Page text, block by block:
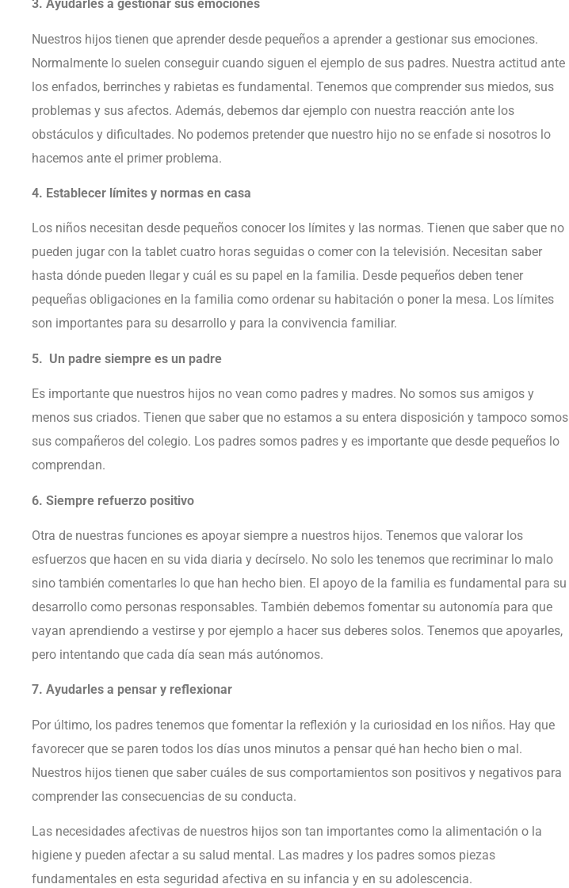
3. Ayudarles a gestionar sus emociones
Nuestros hijos tienen que aprender desde pequeños a aprender a gestionar sus emociones.
Normalmente lo suelen conseguir cuando siguen el ejemplo de sus padres. Nuestra actitud ante
los enfados, berrinches y rabietas es fundamental. Tenemos que comprender sus miedos, sus
problemas y sus afectos. Además, debemos dar ejemplo con nuestra reacción ante los
obstáculos y dificultades. No podemos pretender que nuestro hijo no se enfade si nosotros lo
hacemos ante el primer problema.
4. Establecer límites y normas en casa
Los niños necesitan desde pequeños conocer los límites y las normas. Tienen que saber que no
pueden jugar con la tablet cuatro horas seguidas o comer con la televisión. Necesitan saber
hasta dónde pueden llegar y cuál es su papel en la familia. Desde pequeños deben tener
pequeñas obligaciones en la familia como ordenar su habitación o poner la mesa. Los límites
son importantes para su desarrollo y para la convivencia familiar.
5. Un padre siempre es un padre
Es importante que nuestros hijos no vean como padres y madres. No somos sus amigos y
menos sus criados. Tienen que saber que no estamos a su entera disposición y tampoco somos
sus compañeros del colegio. Los padres somos padres y es importante que desde pequeños lo
comprendan.
6. Siempre refuerzo positivo
Otra de nuestras funciones es apoyar siempre a nuestros hijos. Tenemos que valorar los
esfuerzos que hacen en su vida diaria y decírselo. No solo les tenemos que recriminar lo malo
sino también comentarles lo que han hecho bien. El apoyo de la familia es fundamental para su
desarrollo como personas responsables. También debemos fomentar su autonomía para que
vayan aprendiendo a vestirse y por ejemplo a hacer sus deberes solos. Tenemos que apoyarles,
pero intentando que cada día sean más autónomos.
7. Ayudarles a pensar y reflexionar
Por último, los padres tenemos que fomentar la reflexión y la curiosidad en los niños. Hay que
favorecer que se paren todos los días unos minutos a pensar qué han hecho bien o mal.
Nuestros hijos tienen que saber cuáles de sus comportamientos son positivos y negativos para
comprender las consecuencias de su conducta.
Las necesidades afectivas de nuestros hijos son tan importantes como la alimentación o la
higiene y pueden afectar a su salud mental. Las madres y los padres somos piezas
fundamentales en esta seguridad afectiva en su infancia y en su adolescencia.